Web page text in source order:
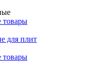
товары
для плит
товары